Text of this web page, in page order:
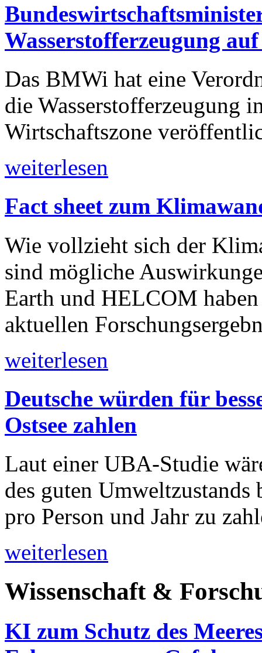
Wasserstofferzeugung
Das BMWi hat eine
die Wasserstofferzeugung
Wirtschaftszone
weiterlesen
Fact sheet zum
Wie vollzieht sich der
sind mögliche
Earth und HELCOM
aktuellen
weiterlesen
Deutsche würden für
Ostsee zahlen
Laut einer UBA-Studie
des guten
pro Person und Jahr zu
weiterlesen
Wissenschaft &
KI zum Schutz des